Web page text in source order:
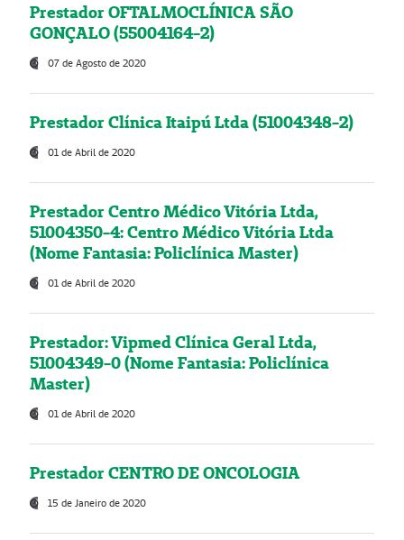
Prestador OFTALMOCLÍNICA SÃO
GONÇALO (55004164-2)
07 de Agosto de 2020
Prestador Clínica Itaipú Ltda (51004348-2)
01 de Abril de 2020
Prestador Centro Médico Vitória Ltda,
51004350-4: Centro Médico Vitória Ltda
(Nome Fantasia: Policlínica Master)
01 de Abril de 2020
Prestador: Vipmed Clínica Geral Ltda,
51004349-0 (Nome Fantasia: Policlínica
Master)
01 de Abril de 2020
Prestador CENTRO DE ONCOLOGIA
15 de Janeiro de 2020